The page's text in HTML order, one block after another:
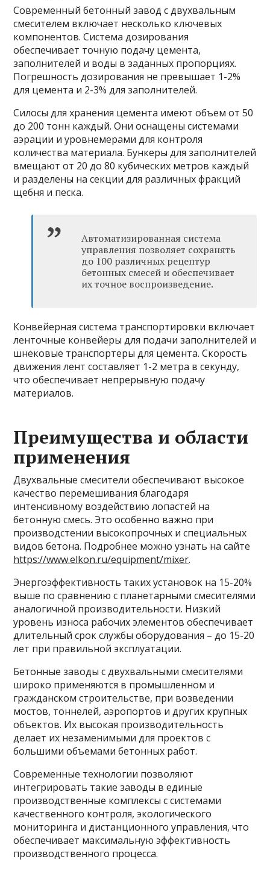
Современный бетонный завод с двухвальным
смесителем включает несколько ключевых
компонентов. Система дозирования
обеспечивает точную подачу цемента,
заполнителей и воды в заданных пропорциях.
Погрешность дозирования не превышает 1-2%
для цемента и 2-3% для заполнителей.
Силосы для хранения цемента имеют объем от 50
до 200 тонн каждый. Они оснащены системами
аэрации и уровнемерами для контроля
количества материала. Бункеры для заполнителей
вмещают от 20 до 80 кубических метров каждый
и разделены на секции для различных фракций
щебня и песка.
Автоматизированная система
управления позволяет сохранять
до 100 различных рецептур
бетонных смесей и обеспечивает
их точное воспроизведение.
Конвейерная система транспортировки включает
ленточные конвейеры для подачи заполнителей и
шнековые транспортеры для цемента. Скорость
движения лент составляет 1-2 метра в секунду,
что обеспечивает непрерывную подачу
материалов.
Преимущества и области
применения
Двухвальные смесители обеспечивают высокое
качество перемешивания благодаря
интенсивному воздействию лопастей на
бетонную смесь. Это особенно важно при
производстении высокопрочных и специальных
видов бетона. Подробнее можно узнать на сайте
https://www.elkon.ru/equipment/mixer.
Энергоэффективность таких установок на 15-20%
выше по сравнению с планетарными смесителями
аналогичной производительности. Низкий
уровень износа рабочих элементов обеспечивает
длительный срок службы оборудования – до 15-20
лет при правильной эксплуатации.
Бетонные заводы с двухвальными смесителями
широко применяются в промышленном и
гражданском строительстве, при возведении
мостов, тоннелей, аэропортов и других крупных
объектов. Их высокая производительность
делает их незаменимыми для проектов с
большими объемами бетонных работ.
Современные технологии позволяют
интегрировать такие заводы в единые
производственные комплексы с системами
качественного контроля, экологического
мониторинга и дистанционного управления, что
обеспечивает максимальную эффективность
производственного процесса.